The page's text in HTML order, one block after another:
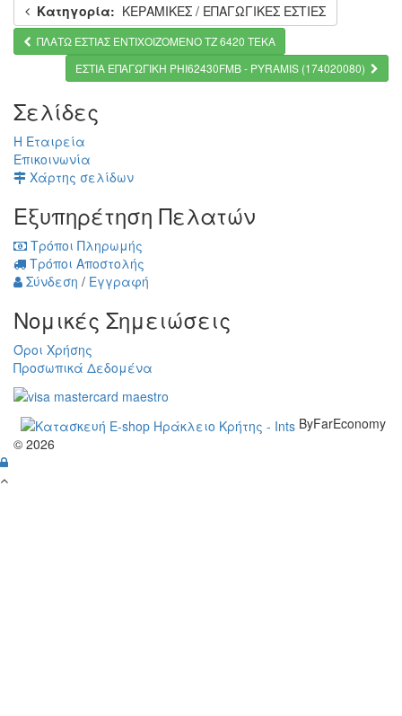
Κατηγορία: ΚΕΡΑΜΙΚΕΣ / ΕΠΑΓΩΓΙΚΕΣ ΕΣΤΙΕΣ
ΠΛΑΤΩ ΕΣΤΙΑΣ ΕΝΤΙΧΟΙΖΟΜΕΝΟ TZ 6420 ΤΕΚΑ
ΕΣΤΙΑ ΕΠΑΓΩΓΙΚΗ PHI62430FMB - PYRAMIS (174020080)
Σελίδες
Η Εταιρεία
Επικοινωνία
Χάρτης σελίδων
Εξυπηρέτηση Πελατών
Τρόποι Πληρωμής
Τρόποι Αποστολής
Σύνδεση / Εγγραφή
Νομικές Σημειώσεις
Όροι Χρήσης
Προσωπικά Δεδομένα
ByFarEconomy
© 2026